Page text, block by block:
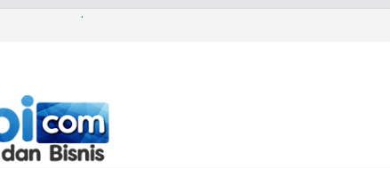
Pipa
Produksi Air
Jabung